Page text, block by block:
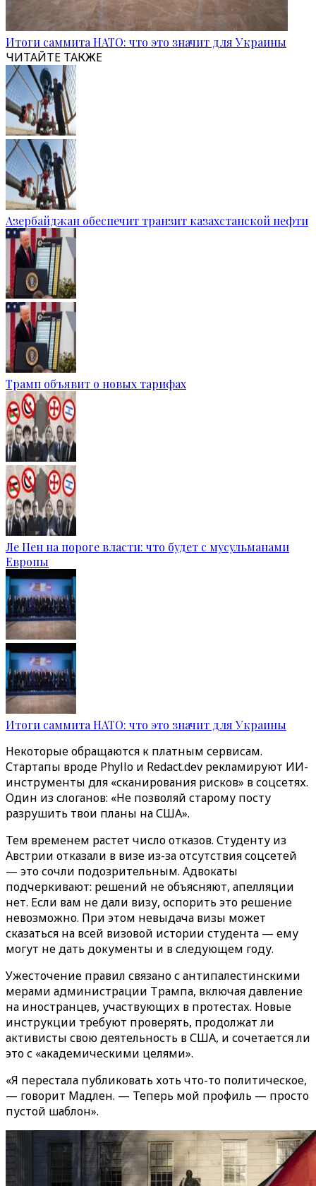
Итоги саммита НАТО: что это значит для Украины
ЧИТАЙТЕ ТАКЖЕ
Азербайджан обеспечит транзит казахстанской нефти
Трамп объявит о новых тарифах
Ле Пен на пороге власти: что будет с мусульманами
Европы
Итоги саммита НАТО: что это значит для Украины
Некоторые обращаются к платным сервисам.
Стартапы вроде Phyllo и Redact.dev рекламируют ИИ-
инструменты для «сканирования рисков» в соцсетях.
Один из слоганов: «Не позволяй старому посту
разрушить твои планы на США».
Тем временем растет число отказов. Студенту из
Австрии отказали в визе из-за отсутствия соцсетей
— это сочли подозрительным. Адвокаты
подчеркивают: решений не объясняют, апелляции
нет. Если вам не дали визу, оспорить это решение
невозможно. При этом невыдача визы может
сказаться на всей визовой истории студента — ему
могут не дать документы и в следующем году.
Ужесточение правил связано с антипалестинскими
мерами администрации Трампа, включая давление
на иностранцев, участвующих в протестах. Новые
инструкции требуют проверять, продолжат ли
активисты свою деятельность в США, и сочетается ли
это с «академическими целями».
«Я перестала публиковать хоть что-то политическое,
— говорит Мадлен. — Теперь мой профиль — просто
пустой шаблон».